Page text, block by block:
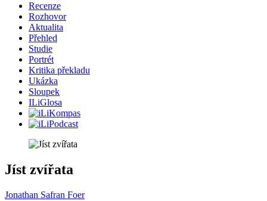
Recenze
Rozhovor
Aktualita
Přehled
Studie
Portrét
Kritika překladu
Ukázka
Sloupek
ILiGlosa
Jíst zvířata
Jonathan Safran Foer